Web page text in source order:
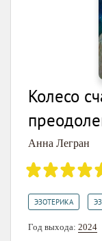
Колесо
Анна Легран
ЭЗОТЕРИКА
Год выхода: 2024